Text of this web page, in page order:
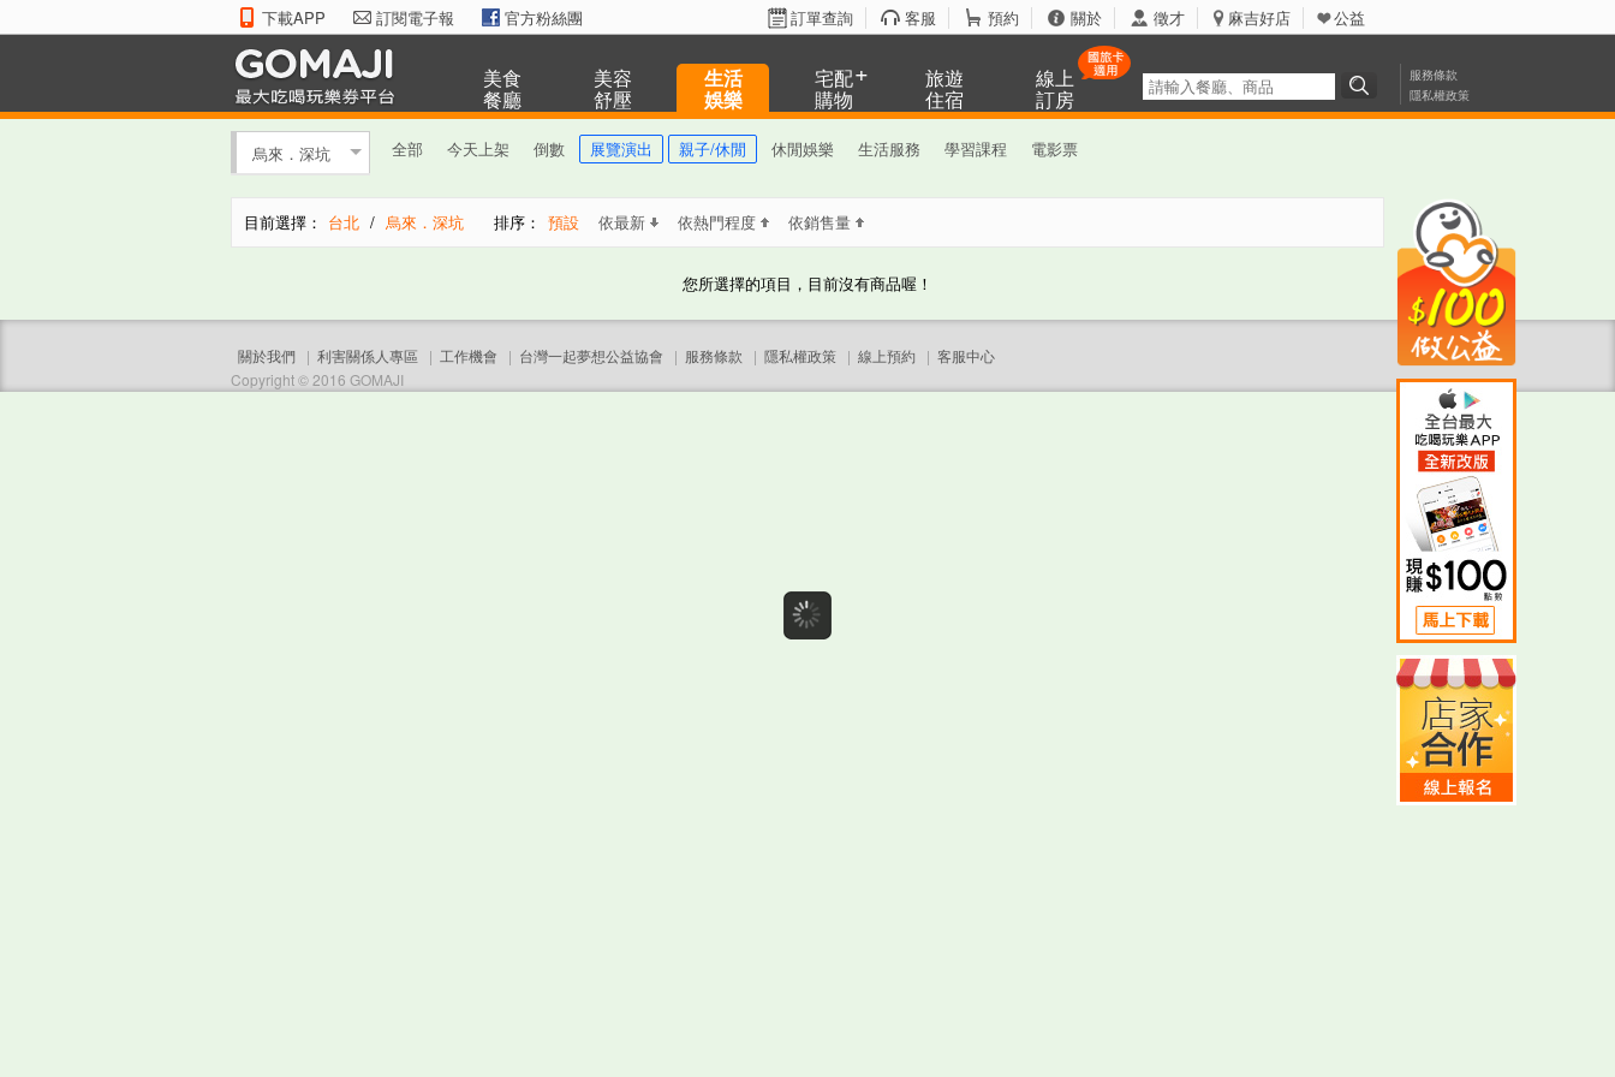
下載APP 訂閱電子報 官方粉絲團 訂單查詢 客服 預約 關於 徵才 麻吉好店 公益
美食
餐廳
美容
舒壓
生活
娛樂
宅配
購物
旅遊
住宿
線上
訂房
服務條款
隱私權政策
烏來．深坑 全部 今天上架 倒數 展覽演出 親子/休閒 休閒娛樂 生活服務 學習課程 電影票
目前選擇： 台北 / 烏來．深坑 排序： 預設 依最新 依熱門程度 依銷售量
您所選擇的項目，目前沒有商品喔！
關於我們 | 利害關係人專區 | 工作機會 | 台灣一起夢想公益協會 | 服務條款 | 隱私權政策 | 線上預約 | 客服中心
Copyright © 2016 GOMAJI